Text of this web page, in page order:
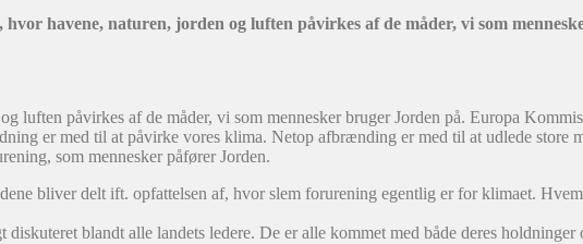
havene, naturen, jorden og luften påvirkes af de måder, vi som
luften påvirkes af de måder, vi som mennesker bruger Jorden på. Europa
er med til at påvirke vores klima. Netop afbrænding er med til at udlede store
som mennesker påfører Jorden.
bliver delt ift. opfattelsen af, hvor slem forurening egentlig er for klimaet.
blandt alle landets ledere. De er alle kommet med både deres